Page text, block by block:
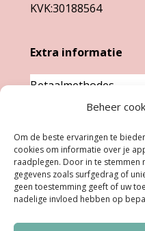
Beheer
Om de beste ervaringen te
cookies om informatie over je
raadplegen. Door in te stemmen
gegevens zoals surfgedrag of
geen toestemming geeft of uw
nadelige invloed hebben op
KVK:30188564
Extra informatie
Betaalmethodes
Garantie & klachten
verzendkosten
Retourneren
Openingstijden